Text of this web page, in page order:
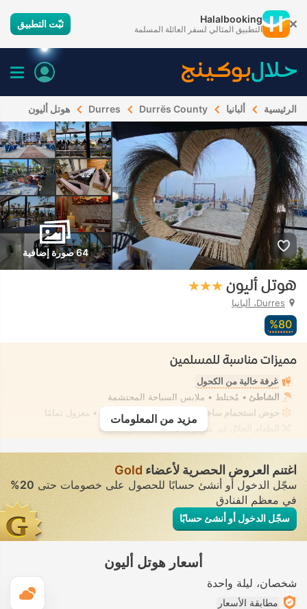
Halalbooking
التطبيق المثالي لسفر العائلة المسلمة ثبّت التطبيق
الرئيسية ألبانيا Durrës County
Durres هوتل أليون
64 صورة إضافية
هوتل أليون
Durres، ألبانيا
80‏%
مميزات مناسبة للمسلمين
غرفة خالية من الكحول
الشاطئ • مُختلط • ملابس السباحة المحتشمة
حوض استحمام ساخن/جاكوزي
• في بعض الغرف • معزول تمامًا
الطعام الحلال غير متوفر بالعقار أو بالأماكن القريبة
مزيد من المعلومات
اغتنم العروض الحصرية لأعضاء Gold
سجّل الدخول أو أنشئ حسابًا للحصول على خصومات حتى20%
في معظم الفنادق
سجّل الدخول أو أنشئ حسابًا
أسعار هوتل أليون
شخصان ليلة واحدة
مطابقة الأسعار